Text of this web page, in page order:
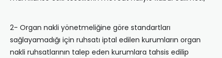
2- Organ nakli yönetmeliğine göre standartları
sağlayamadığı için ruhsatı iptal edilen kurumların organ
nakli ruhsatlarının talep eden kurumlara tahsis edilip